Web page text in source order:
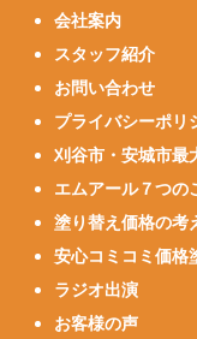
会社案内
スタッフ紹介
お問い合わせ
プライバシーポリ
刈谷市・安城市最
エムアール７つの
塗り替え価格の考
安心コミコミ価格
ラジオ出演
お客様の声